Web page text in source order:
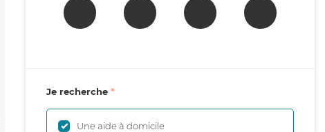
Je recherche
Une aide à domicile